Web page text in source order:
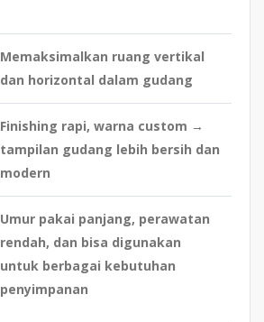
Memaksimalkan ruang vertikal
dan horizontal dalam gudang
Finishing rapi, warna custom →
tampilan gudang lebih bersih dan
modern
Umur pakai panjang, perawatan
rendah, dan bisa digunakan
untuk berbagai kebutuhan
penyimpanan